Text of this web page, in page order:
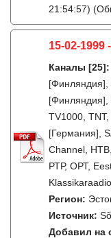
21:54:57)
15-02-1999
Каналы [25]:
[Финляндия],
[Финляндия],
TV1000,
[Германия],
Channel,
РТР, ОРТ,
Регион:
Источник:
Добавил на